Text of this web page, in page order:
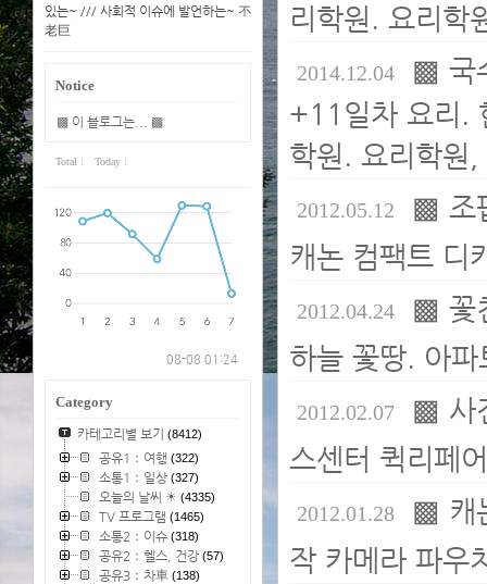
있는~ /// 사회적 이슈에 발언하는~ 不
老巨
Notice
▩ 이 블로그는... ▩
Total : Today :
08-08 01:24
Category
카테고리별 보기 (8412)
공유1：여행 (322)
소통1：일상 (327)
오늘의 날씨 ☀ (4335)
TV 프로그램 (1465)
소통2：이슈 (318)
공유2：헬스, 건강 (57)
공유3：차車 (138)
리학원. 요리
2014.12.04 ▩ 국
+11일차 요리.
학원. 요리학원
2012.05.12 ▩ 조
캐논 컴팩트
2012.04.24 ▩ 꽃
하늘 꽃땅. 아
2012.02.07 ▩ 사
스센터 퀵리페
2012.01.28 ▩ 캐
작 카메라 파우